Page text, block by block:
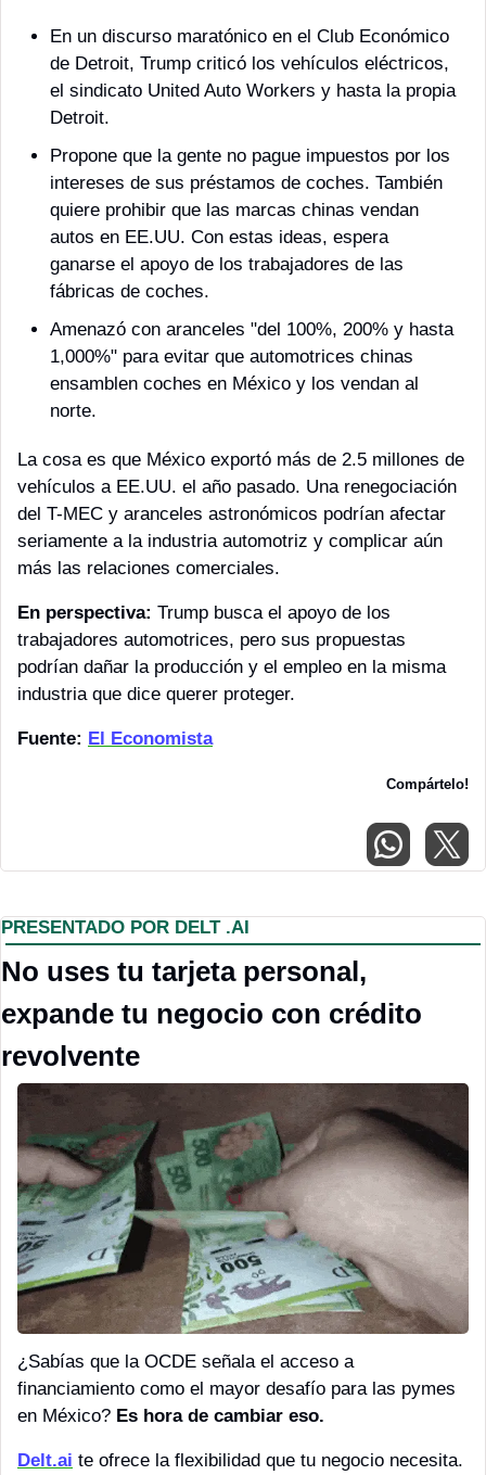
En un discurso maratónico en el Club Económico
de Detroit, Trump criticó los vehículos eléctricos,
el sindicato United Auto Workers y hasta la propia
Detroit.
Propone que la gente no pague impuestos por los
intereses de sus préstamos de coches. También
quiere prohibir que las marcas chinas vendan
autos en EE.UU. Con estas ideas, espera
ganarse el apoyo de los trabajadores de las
fábricas de coches.
Amenazó con aranceles "del 100%, 200% y hasta
1,000%" para evitar que automotrices chinas
ensamblen coches en México y los vendan al
norte.
La cosa es que México exportó más de 2.5 millones de
vehículos a EE.UU. el año pasado. Una renegociación
del T-MEC y aranceles astronómicos podrían afectar
seriamente a la industria automotriz y complicar aún
más las relaciones comerciales.
En perspectiva: Trump busca el apoyo de los
trabajadores automotrices, pero sus propuestas
podrían dañar la producción y el empleo en la misma
industria que dice querer proteger.
Fuente: El Economista
Compártelo!
PRESENTADO POR DELT .AI
No uses tu tarjeta personal,
expande tu negocio con crédito
revolvente
¿Sabías que la OCDE señala el acceso a
financiamiento como el mayor desafío para las pymes
en México? Es hora de cambiar eso.
Delt.ai te ofrece la flexibilidad que tu negocio necesita.